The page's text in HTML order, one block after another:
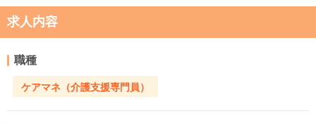
求人内容
職種
ケアマネ（介護支援専門員）